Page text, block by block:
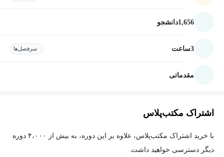
1,656دانشجو
3ساعت سرفصل‌ها
مقدماتی
اشتراک مکتب‌پلاس
با خرید اشتراک مکتب‌پلاس، علاوه بر این دوره، به بیش از ۴،۰۰۰ دوره
دیگر دسترسی خواهید داشت.